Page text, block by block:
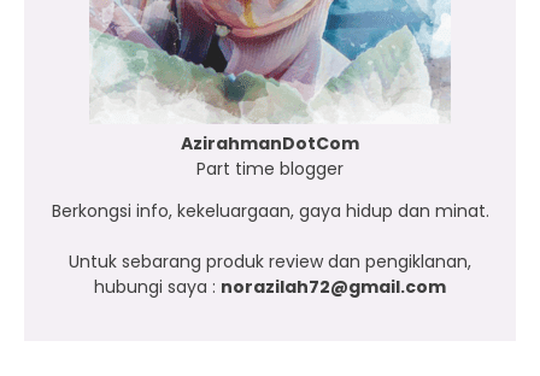
AzirahmanDotCom
Part time blogger
Berkongsi info, kekeluargaan, gaya hidup dan minat.
Untuk sebarang produk review dan pengiklanan,
hubungi saya : norazilah72@gmail.com